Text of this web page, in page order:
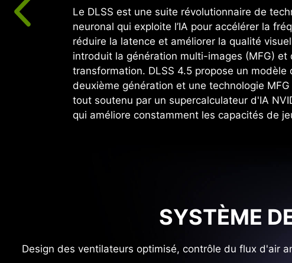
Le DLSS est une suite révolutionnaire de
neuronal qui exploite l’IA pour accélérer la
réduire la latence et améliorer la qualité
introduit la génération multi-images (MFG) et
transformation. DLSS 4.5 propose un modèle
deuxième génération et une technologie
tout soutenu par un supercalculateur d'IA
qui améliore constamment les capacités de
SYSTÈME
Design des ventilateurs optimisé, contrôle du flux d'air